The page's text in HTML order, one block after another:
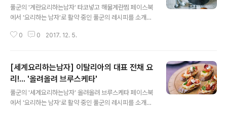
풀군의 '계란요리하는남자' 타코넣고 해물계란찜 페이스북
에서 '요리하는 남자'로 활약 중인 풀군의 레시피를 소개합
노하우와 센스는 발군! 이번엔 다양한 동글동글 귀여운 계
250㎖, 양파 ¼개, 대파 2대(5㎝ 길이), 파뿌리 1개, 무
1조각, 칵테일새우 4개, 소금, 후춧가루 만들어보세요 1. 뚝
배기에 양파, 대파, 파뿌리를 넣고 끓여요. 2. 채소 육수가
우러나면 재료를 건져요. 3. 새우와 완자는 잘게, 파는 굵게
0 0 2017. 12. 5.
[세계요리하는남자] 이탈리아의 대표 전채 요
리!... '올려올려 브루스케타'
풀군의 '세계요리하는남자' 올려올려 브루스케타 페이스북
에서 '요리하는 남자'로 활약 중인 풀군의 레시피를 소개합